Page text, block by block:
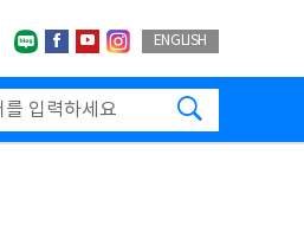
네이버블로그
페이스북
유투브인스타그랩
ENGLISH